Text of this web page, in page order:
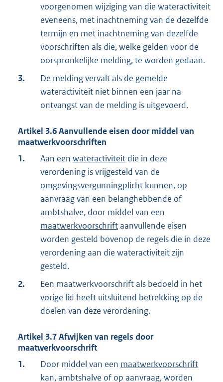
voorgenomen wijziging van die wateractiviteit
eveneens, met inachtneming van de dezelfde
termijn en met inachtneming van dezelfde
voorschriften als die, welke gelden voor de
oorspronkelijke melding, te worden gedaan.
3.
De melding vervalt als de gemelde
wateractiviteit niet binnen een jaar na
ontvangst van de melding is uitgevoerd.
Artikel 3.6Aanvullende eisen door middel van
maatwerkvoorschriften
1.
Aan een wateractiviteit die in deze
verordening is vrijgesteld van de
omgevingsvergunningplicht kunnen, op
aanvraag van een belanghebbende of
ambtshalve, door middel van een
maatwerkvoorschriftaanvullende eisen
worden gesteld bovenop de regels die in deze
verordening aan die wateractiviteit zijn
gesteld.
2.
Een maatwerkvoorschrift als bedoeld in het
vorige lid heeft uitsluitend betrekking op de
doelen van deze verordening.
Artikel 3.7Afwijken van regels door
maatwerkvoorschrift
1.
Door middel van een maatwerkvoorschrift
kan, ambtshalve of op aanvraag, worden